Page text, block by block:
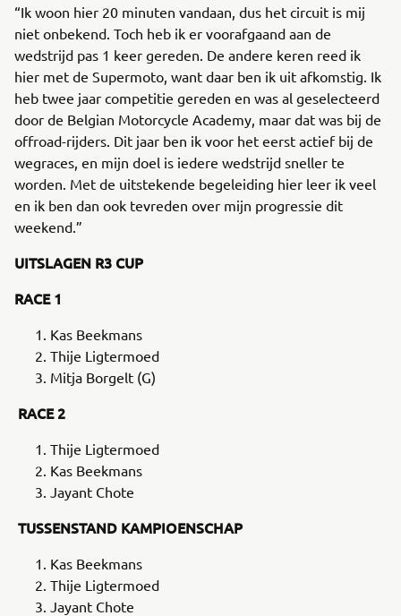
“Ik woon hier 20 minuten vandaan, dus het circuit is mij
niet onbekend. Toch heb ik er voorafgaand aan de
wedstrijd pas 1 keer gereden. De andere keren reed ik
hier met de Supermoto, want daar ben ik uit afkomstig. Ik
heb twee jaar competitie gereden en was al geselecteerd
door de Belgian Motorcycle Academy, maar dat was bij de
offroad-rijders. Dit jaar ben ik voor het eerst actief bij de
wegraces, en mijn doel is iedere wedstrijd sneller te
worden. Met de uitstekende begeleiding hier leer ik veel
en ik ben dan ook tevreden over mijn progressie dit
weekend.”
UITSLAGEN R3 CUP
RACE 1
Kas Beekmans
Thije Ligtermoed
Mitja Borgelt (G)
RACE 2
Thije Ligtermoed
Kas Beekmans
Jayant Chote
TUSSENSTAND KAMPIOENSCHAP
Kas Beekmans
Thije Ligtermoed
Jayant Chote